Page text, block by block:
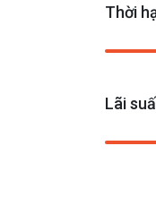
Thời
Lãi